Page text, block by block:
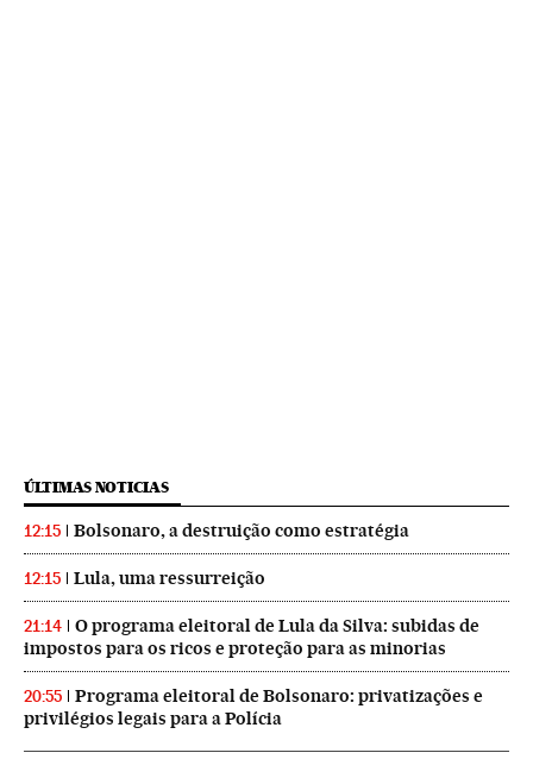
ÚLTIMAS NOTICIAS
12:15 Bolsonaro, a destruição como estratégia
12:15 Lula, uma ressurreição
21:14
O programa eleitoral de Lula da Silva: subidas de
impostos para os ricos e proteção para as minorias
20:55
Programa eleitoral de Bolsonaro: privatizações e
privilégios legais para a Polícia